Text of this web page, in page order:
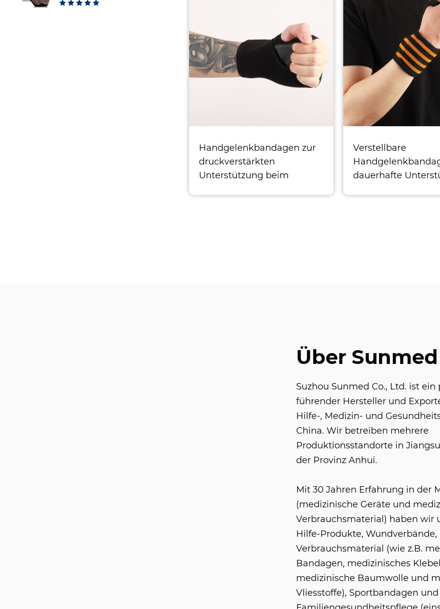
Handgelenkbandagen zur
druckverstärkten
Unterstützung beim
Verstellbare
dauerhafte
Über Sunmed
Suzhou Sunmed Co., Ltd. ist ein
führender Hersteller und
Hilfe-, Medizin- und
China. Wir betreiben mehrere
Produktionsstandorte in
der Provinz Anhui.
Mit 30 Jahren Erfahrung in der
(medizinische Geräte und
Verbrauchsmaterial) haben wir
Hilfe-Produkte,
Verbrauchsmaterial (wie z.B.
Bandagen, medizinisches
medizinische Baumwolle und
Vliesstoffe), Sportbandagen und